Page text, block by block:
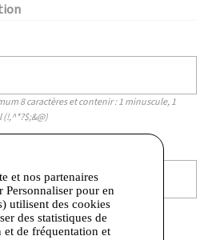
8 caractères et contenir : 1 minuscule, 1
(!,^*?$;&@)
générales de vente
et nos partenaires
Personnaliser pour en
utilisent des cookies
des statistiques de
et de fréquentation et